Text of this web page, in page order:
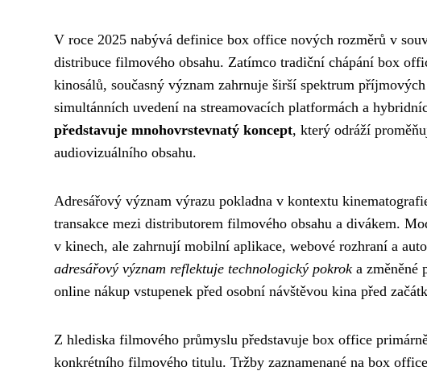
V roce 2025 nabývá definice box office nových rozměrů v
distribuce filmového obsahu. Zatímco tradiční chápání box
kinosálů, současný význam zahrnuje širší spektrum
simultánních uvedení na streamovacích platformách a
představuje mnohovrstevnatý koncept, který odráží
audiovizuálního obsahu.
Adresářový význam výrazu pokladna v kontextu
transakce mezi distributorem filmového obsahu a divákem.
v kinech, ale zahrnují mobilní aplikace, webové rozhraní a
adresářový význam reflektuje technologický pokrok a změněné
online nákup vstupenek před osobní návštěvou kina před
Z hlediska filmového průmyslu představuje box office
konkrétního filmového titulu. Tržby zaznamenané na box